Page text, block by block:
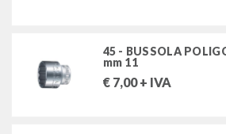
pinze
45 - BUSSOLA
mm 11
€ 7,00+ IVA